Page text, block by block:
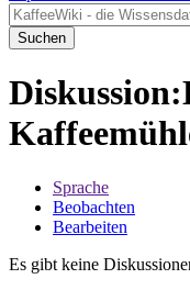
Suchen
Sprache
Beobachten
Bearbeiten
Es gibt keine